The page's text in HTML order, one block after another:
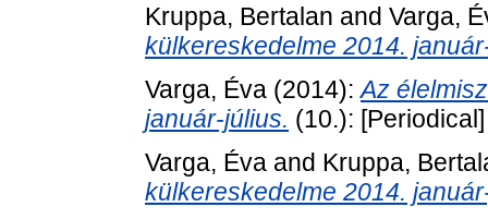
Kruppa, Bertalan and Varga,
külkereskedelme 2014.
Varga, Éva (2014):Az
január-július. (10.): [Periodical]
Varga, Éva and Kruppa,
külkereskedelme 2014.